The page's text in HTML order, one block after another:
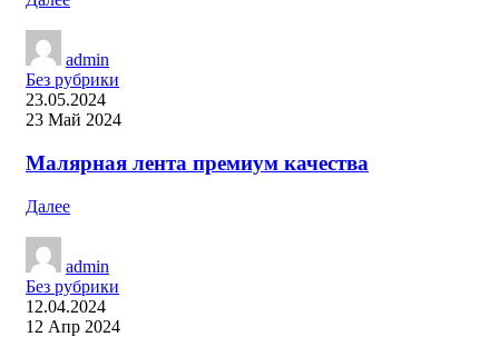
admin
Без рубрики
23.05.2024
23 Май 2024
Малярная лента премиум качества
Далее
admin
Без рубрики
12.04.2024
12 Апр 2024